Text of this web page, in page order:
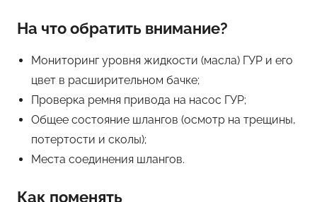
На что обратить внимание?
Мониторинг уровня жидкости (масла) ГУР и его
цвет в расширительном бачке;
Проверка ремня привода на насос ГУР;
Общее состояние шлангов (осмотр на трещины,
потертости и сколы);
Места соединения шлангов.
Как поменять